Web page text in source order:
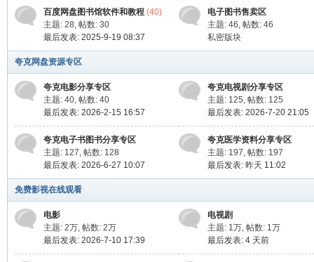
询
百度网盘图书馆软件和教程 (40)
主题: 28, 帖数: 30
最后发表: 2025-9-19 08:37
电子图书售卖区
主题: 46, 帖数: 46
私密版块
夸克网盘资源专区
夸克电影分享专区
主题: 40, 帖数: 40
最后发表: 2026-2-15 16:57
夸克电视剧分享专区
主题: 125, 帖数: 125
最后发表: 2026-7-20 21:05
夸克电子书图书分享专区
主题: 127, 帖数: 128
最后发表: 2026-6-27 10:07
夸克医学资料分享专区
主题: 197, 帖数: 197
最后发表: 昨天 11:02
免费影视在线观看
电影
主题: 2万, 帖数: 2万
最后发表: 2026-7-10 17:39
电视剧
主题: 1万, 帖数: 1万
最后发表: 4 天前